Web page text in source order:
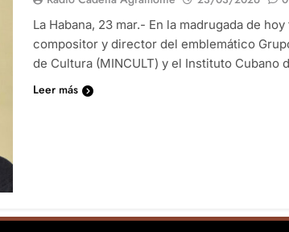
La Habana, 23 mar.- En la madrugada de
compositor y director del emblemático
de Cultura (MINCULT) y el Instituto
Leer más